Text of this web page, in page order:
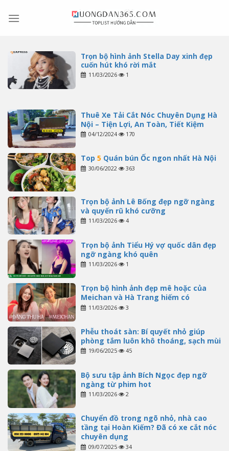
Trọn bộ hình ảnh Stella Day xinh đẹp
cuốn hút khó rời mắt
11/03/2026 1
Thuê Xe Tải Cắt Nóc Chuyên Dụng Hà
Nội – Tiện Lợi, An Toàn, Tiết Kiệm
04/12/2024 170
Top 5 Quán bún Ốc ngon nhất Hà Nội
30/06/2022 363
Trọn bộ ảnh Lê Bống đẹp ngỡ ngàng
và quyến rũ khó cưỡng
11/03/2026 4
Trọn bộ ảnh Tiểu Hý vợ quốc dân đẹp
ngỡ ngàng khó quên
11/03/2026 1
Trọn bộ hình ảnh đẹp mê hoặc của
Meichan và Hà Trang hiếm có
11/03/2026 3
Phễu thoát sàn: Bí quyết nhỏ giúp
phòng tắm luôn khô thoáng, sạch mùi
19/06/2025 45
Bộ sưu tập ảnh Bích Ngọc đẹp ngỡ
ngàng từ phim hot
11/03/2026 2
Chuyển đồ trong ngõ nhỏ, nhà cao
tầng tại Hoàn Kiếm? Đã có xe cắt nóc
chuyên dụng
09/07/2025 34